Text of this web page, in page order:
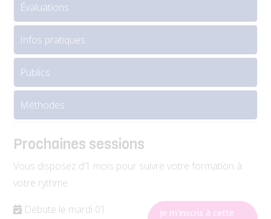
Évaluations
Infos pratiques
Publics
Méthodes
Prochaines sessions
Vous disposez d’1 mois pour suivre votre formation à
votre rythme.
Débute le mardi 01
Je m’inscris à cette